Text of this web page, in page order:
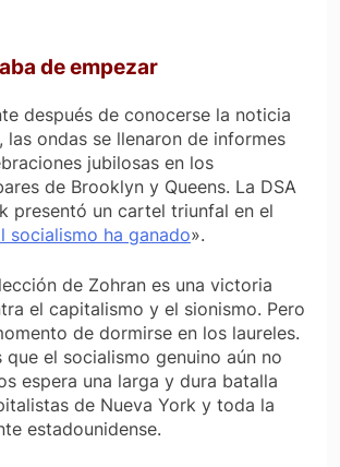
de empezar
después de conocerse la noticia
las ondas se llenaron de informes
jubilosas en los
de Brooklyn y Queens. La DSA
presentó un cartel triunfal en el
socialismo ha ganado».
de Zohran es una victoria
el capitalismo y el sionismo. Pero
de dormirse en los laureles.
que el socialismo genuino aún no
espera una larga y dura batalla
de Nueva York y toda la
estadounidense.